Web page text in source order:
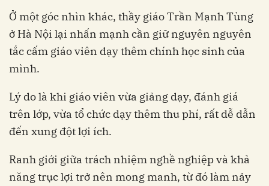
Ở một góc nhìn khác, thầy giáo Trần Mạnh Tùng
ở Hà Nội lại nhấn mạnh cần giữ nguyên nguyên
tắc cấm giáo viên dạy thêm chính học sinh của
mình.
Lý do là khi giáo viên vừa giảng dạy, đánh giá
trên lớp, vừa tổ chức dạy thêm thu phí, rất dễ dẫn
đến xung đột lợi ích.
Ranh giới giữa trách nhiệm nghề nghiệp và khả
năng trục lợi trở nên mong manh, từ đó làm nảy